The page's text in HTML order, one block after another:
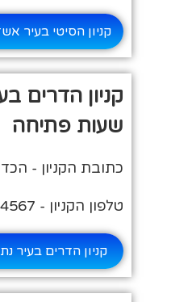
קניון הסיטי בעיר
קניון הדרים
שעות פתיחה
כתובת הקניון - הכדר 2,
טלפון הקניון - 09-8624567
קניון הדרים בעיר